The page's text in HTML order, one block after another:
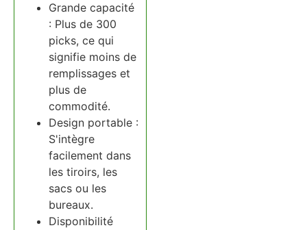
Grande capacité
: Plus de 300
picks, ce qui
signifie moins de
remplissages et
plus de
commodité.
Design portable :
S'intègre
facilement dans
les tiroirs, les
sacs ou les
bureaux.
Disponibilité